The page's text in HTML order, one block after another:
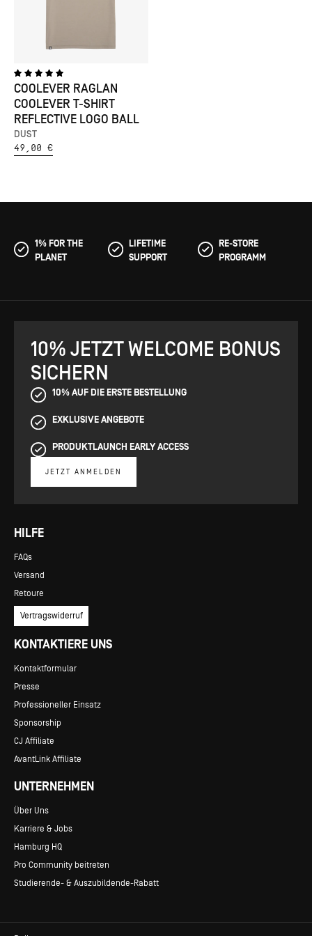
COOLEVER RAGLAN
COOLEVER T-SHIRT
REFLECTIVE LOGO BALL
DUST
49,00 €
1% FOR THE
PLANET
LIFETIME
SUPPORT
RE-STORE
PROGRAMM
HILFE
FAQs
Versand
Retoure
Vertragswiderruf
KONTAKTIERE UNS
Kontaktformular
Presse
Professioneller Einsatz
Sponsorship
CJ Affiliate
AvantLink Affiliate
UNTERNEHMEN
Über Uns
Karriere & Jobs
Hamburg HQ
Pro Community beitreten
Studierende- & Auszubildende-Rabatt
10% JETZT WELCOME BONUS
SICHERN
10% AUF DIE ERSTE BESTELLUNG
EXKLUSIVE ANGEBOTE
PRODUKTLAUNCH EARLY ACCESS
JETZT ANMELDEN